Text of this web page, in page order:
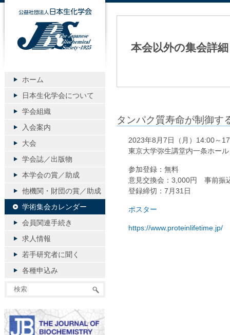
本会以外の集会詳細
タンパク質寿命が制御
2023年8月7日（月）14:00～
東京大学弥生講堂内一条ホー
参加登録：無料
意見交換会：3,000円 事前振
登録締切：7月31日
ポスター
https://www.proteinlifetime.jp/
公益社団法人日本生化学会
ホーム
日本生化学会について
学会組織
入会案内
大会
学会誌／出版物
本学会の賞／助成
他機関・財団の賞／助成
学術集会カレンダー
会員関連手続き
求人情報
若手研究者に聞く
各種申込み